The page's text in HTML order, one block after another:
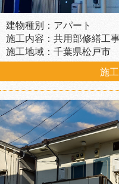
建物種別：アパート
施工内容：共用部修繕工
施工地域：千葉県松戸市
施